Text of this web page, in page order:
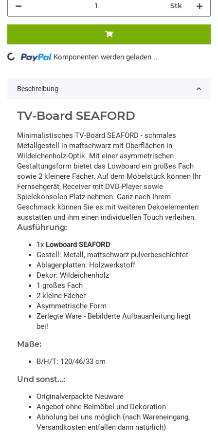
Stk
Komponenten werden geladen ...
Beschreibung
TV-Board SEAFORD
Minimalistisches TV-Board SEAFORD - schmales
Metallgestell in mattschwarz mit Oberflächen in
Wildeichenholz-Optik. Mit einer asymmetrischen
Gestaltungsform bietet das Lowboard ein großes Fach
sowie 2 kleinere Fächer. Auf dem Möbelstück können Ihr
Fernsehgerät, Receiver mit DVD-Player sowie
Spielekonsolen Platz nehmen. Ganz nach Ihrem
Geschmack können Sie es mit weiteren Dekoelementen
ausstatten und ihm einen individuellen Touch verleihen.
Ausführung:
1x Lowboard SEAFORD
Gestell: Metall, mattschwarz pulverbeschichtet
Ablagenplatten: Holzwerkstoff
Dekor: Wildeichenholz
1 großes Fach
2 kleine Fächer
Asymmetrische Form
Zerlegte Ware - Bebilderte Aufbauanleitung liegt
bei!
Maße:
B/H/T: 120/46/33 cm
Und sonst...:
Originalverpackte Neuware
Angebot ohne Beimöbel und Dekoration
Abholung bei uns möglich (nach Wareneingang,
Versandkosten entfallen dann natürlich)